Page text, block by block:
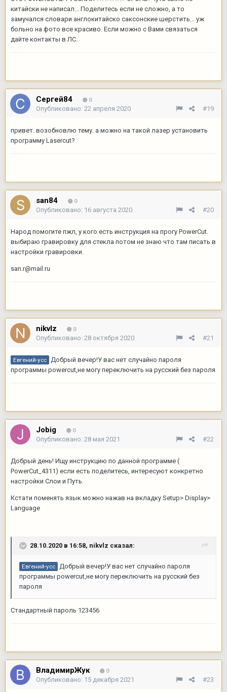
китайски не написал... Поделитесь если не сложно, а то
замучался словари англокитайско саксонские шерстить... уж
больно на фото все красиво. Если можно с Вами связаться
дайте контакты в ЛС.
Сергей84 0
#19
Опубликовано: 22 апреля 2020
привет. возобновлю тему. а можно на такой лазер установить
программу Lasercut?
san84 0
#20
Опубликовано: 16 августа 2020
Народ помогите пжл, у кого есть инструкция на прогу PowerCut.
выбираю гравировку для стекла потом не знаю что там писать в
настройки гравировки.
san.r@mail.ru
nikvlz 0
#21
Опубликовано: 28 октября 2020
Евгений-усс
Добрый вечер!У вас нет случайно пароля
программы powercut,не могу переключить на русский без пароля
Jobig 0
#22
Опубликовано: 28 мая 2021
Добрый день! Ищу инструкцию по данной программе (
PowerCut_4311) если есть поделитесь, интересуют конкретно
настройки Слои и Путь.
Кстати поменять язык можно нажав на вкладку Setup> Display>
Language
28.10.2020 в 16:58, nikvlz сказал:
Евгений-усс
Добрый вечер!У вас нет случайно пароля
программы powercut,не могу переключить на русский без
пароля
Стандартный пароль 123456
ВладимирЖук 0
#23
Опубликовано: 15 декабря 2021